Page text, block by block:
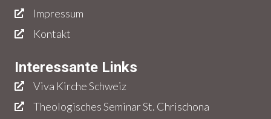
Impressum
Kontakt
Interessante Links
Viva Kirche Schweiz
Theologisches Seminar St. Chrischona